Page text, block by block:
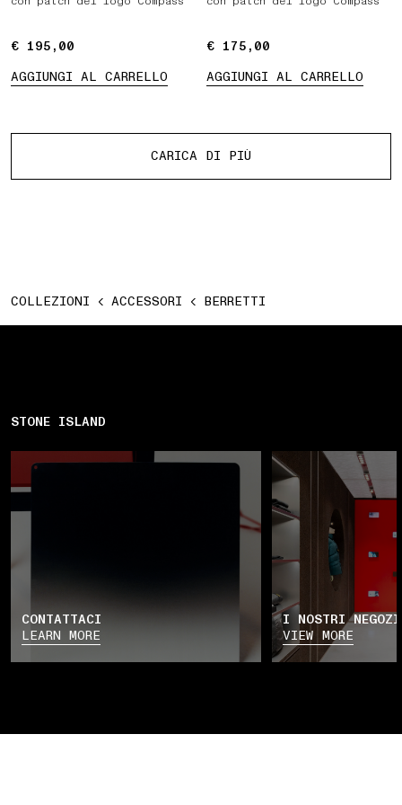
€ 195,00
€ 195,00
AGGIUNGI AL CARRELLO
€ 175,00
€ 175,00
AGGIUNGI AL CARRELLO
CARICA DI PIÙ
COLLEZIONI ACCESSORI BERRETTI
STONE ISLAND
CONTATTACI
LEARN MORE
I NOSTRI NEGOZI
VIEW MORE